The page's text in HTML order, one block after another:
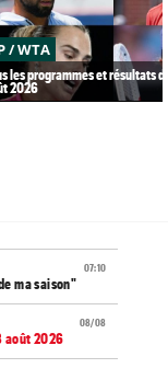
/ WTA
les programmes et résultats
2026
07:10
ma saison"
08/08
août 2026